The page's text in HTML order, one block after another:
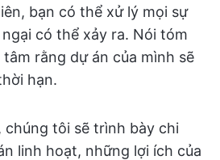
bạn có thể xử lý mọi sự
có thể xảy ra. Nói tóm
rằng dự án của mình sẽ
hạn.
chúng tôi sẽ trình bày chi
linh hoạt, những lợi ích của